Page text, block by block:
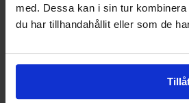
med. Dessa kan i sin tur
du har tillhandahållit eller som de
Saitko meiltä perintäkirjeen?
laskuihin, maksamiseen, möhästyneisiin
Ota yhteyttä
Tarvitsetko apua